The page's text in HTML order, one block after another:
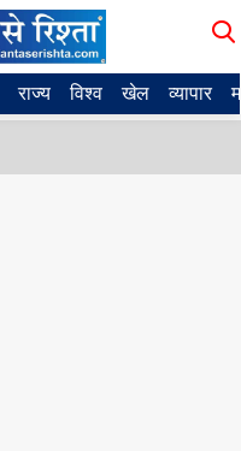
राज्य विश्व खेल व्यापार